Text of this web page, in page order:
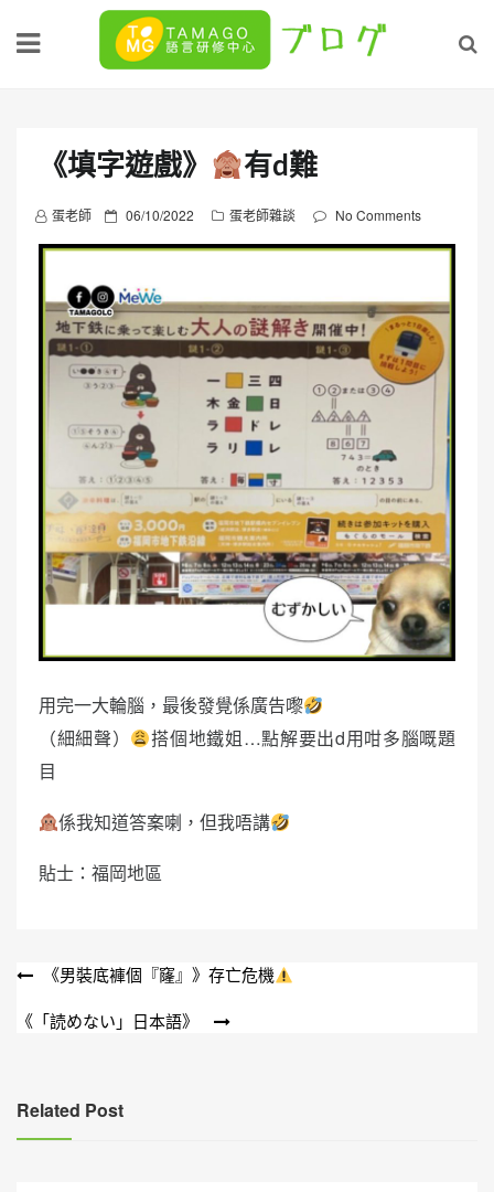
《填字遊戲》 有d難
蛋老師
P
o
e
d
o
n
06/10/2022 蛋老師雜談 No Comments
用完一大輪腦，最後發覺係廣告嚟
（細細聲）
搭個地鐵姐…點解要出d用咁多腦嘅題
目
係我知道答案喇，但我唔講
貼士：福岡地區
文
章
《男裝底褲個『窿』》存亡危機
《「読めない」日本語》
Related Post